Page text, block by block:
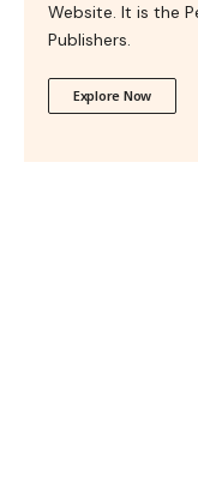
Website. It is the
Publishers.
Explore Now